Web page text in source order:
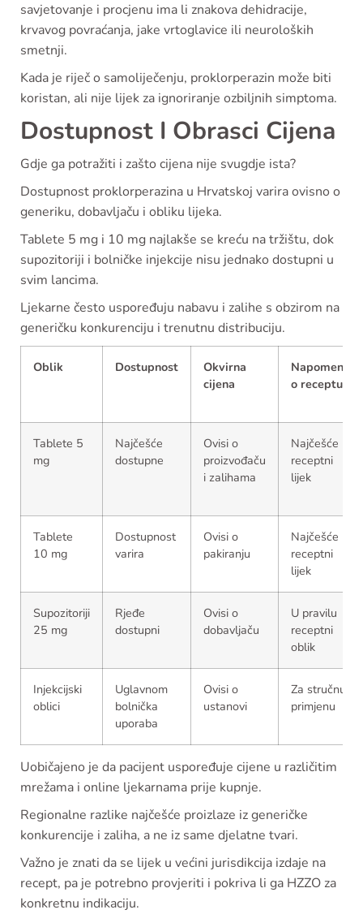
savjetovanje i procjenu ima li znakova dehidracije,
krvavog povraćanja, jake vrtoglavice ili neuroloških
smetnji.
Kada je riječ o samoliječenju, proklorperazin može biti
koristan, ali nije lijek za ignoriranje ozbiljnih simptoma.
Dostupnost I Obrasci Cijena
Gdje ga potražiti i zašto cijena nije svugdje ista?
Dostupnost proklorperazina u Hrvatskoj varira ovisno o
generiku, dobavljaču i obliku lijeka.
Tablete 5 mg i 10 mg najlakše se kreću na tržištu, dok
supozitoriji i bolničke injekcije nisu jednako dostupni u
svim lancima.
Ljekarne često uspoređuju nabavu i zalihe s obzirom na
generičku konkurenciju i trenutnu distribuciju.
Oblik Dostupnost
Okvirna
cijena
Napomena
o receptu
Tablete 5
mg
Najčešće
dostupne
Ovisi o
proizvođaču
i zalihama
Najčešće
receptni
lijek
Tablete
10 mg
Dostupnost
varira
Ovisi o
pakiranju
Najčešće
receptni
lijek
Supozitoriji
25 mg
Rjeđe
dostupni
Ovisi o
dobavljaču
U pravilu
receptni
oblik
Injekcijski
oblici
Uglavnom
bolnička
uporaba
Ovisi o
ustanovi
Za stručnu
primjenu
Uobičajeno je da pacijent uspoređuje cijene u različitim
mrežama i online ljekarnama prije kupnje.
Regionalne razlike najčešće proizlaze iz generičke
konkurencije i zaliha, a ne iz same djelatne tvari.
Važno je znati da se lijek u većini jurisdikcija izdaje na
recept, pa je potrebno provjeriti i pokriva li ga HZZO za
konkretnu indikaciju.